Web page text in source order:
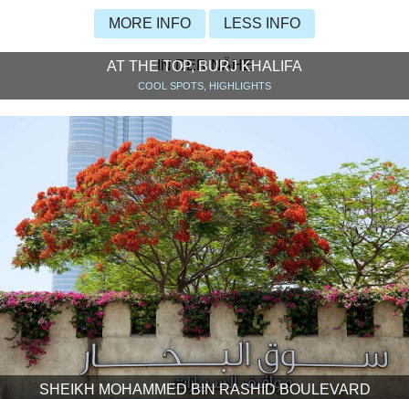
MORE INFO LESS INFO
IN DER NÄHE
AT THE TOP, BURJ KHALIFA
COOL SPOTS, HIGHLIGHTS
SHEIKH MOHAMMED BIN RASHID BOULEVARD